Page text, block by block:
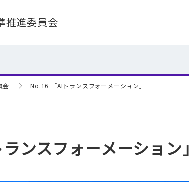
推進委員会
会 No.16 「AIトランスフォーメーション」
ンスフォーメーション」